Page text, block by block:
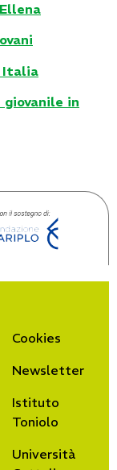
Italia
giovanile in
Cookies
Newsletter
Istituto
Toniolo
Università